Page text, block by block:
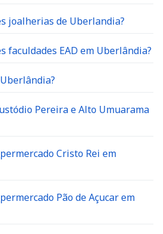
joalherias de Uberlandia?
faculdades EAD em Uberlândia?
Pereira e Alto Umuarama
Cristo Rei em
Pão de Açucar em